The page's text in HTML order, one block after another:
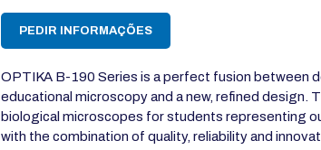
PEDIR INFORMAÇÕES
OPTIKA B-190 Series is a perfect fusion between
educational microscopy and a new, refined design.
biological microscopes for students representing
with the combination of quality, reliability and